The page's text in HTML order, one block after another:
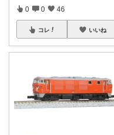
0 0 46
コレ いいね